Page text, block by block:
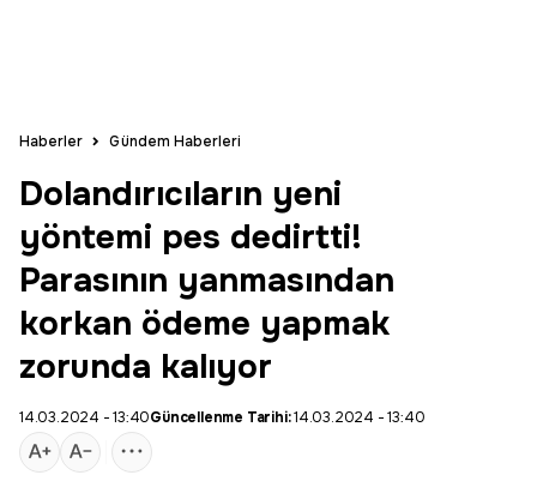
Haberler Gündem Haberleri
Dolandırıcıların yeni
yöntemi pes dedirtti!
Parasının yanmasından
korkan ödeme yapmak
zorunda kalıyor
14.03.2024 - 13:40Güncellenme Tarihi:14.03.2024 - 13:40